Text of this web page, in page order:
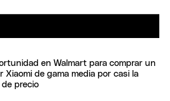
en Walmart para comprar un
Xiaomi de gama media por casi la
de precio